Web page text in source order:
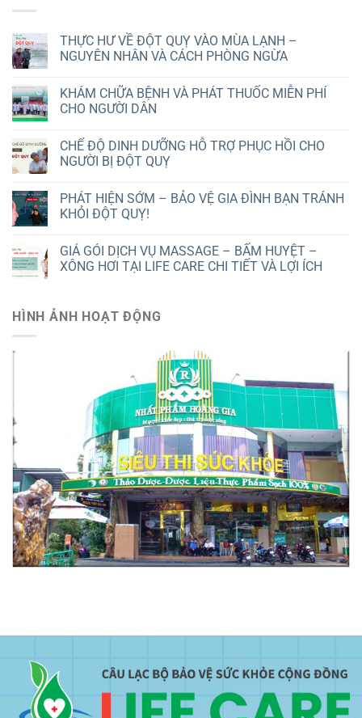
THỰC HƯ VỀ ĐỘT QUỴ VÀO MÙA LẠNH –
NGUYÊN NHÂN VÀ CÁCH PHÒNG NGỪA
KHÁM CHỮA BỆNH VÀ PHÁT THUỐC MIỄN PHÍ
CHO NGƯỜI DÂN
CHẾ ĐỘ DINH DƯỠNG HỖ TRỢ PHỤC HỒI CHO
NGƯỜI BỊ ĐỘT QUỴ
PHÁT HIỆN SỚM – BẢO VỆ GIA ĐÌNH BẠN TRÁNH
KHỎI ĐỘT QUỴ!
GIÁ GÓI DỊCH VỤ MASSAGE – BẤM HUYỆT –
XÔNG HƠI TẠI LIFE CARE CHI TIẾT VÀ LỢI ÍCH
HÌNH ẢNH HOẠT ĐỘNG